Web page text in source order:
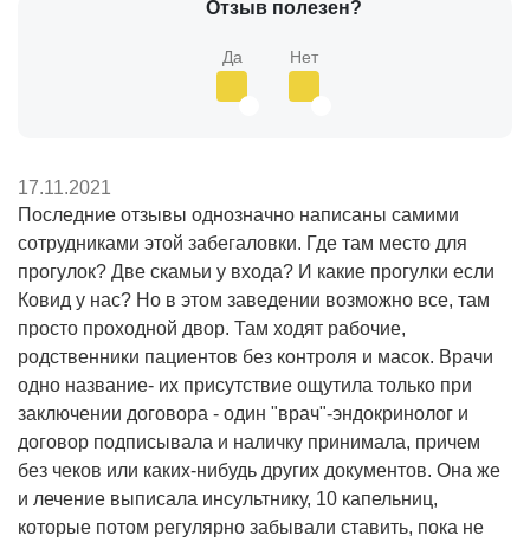
Отзыв полезен?
Да Нет
17.11.2021
Последние отзывы однозначно написаны самими
сотрудниками этой забегаловки. Где там место для
прогулок? Две скамьи у входа? И какие прогулки если
Ковид у нас? Но в этом заведении возможно все, там
просто проходной двор. Там ходят рабочие,
родственники пациентов без контроля и масок. Врачи
одно название- их присутствие ощутила только при
заключении договора - один "врач"-эндокринолог и
договор подписывала и наличку принимала, причем
без чеков или каких-нибудь других документов. Она же
и лечение выписала инсультнику, 10 капельниц,
которые потом регулярно забывали ставить, пока не